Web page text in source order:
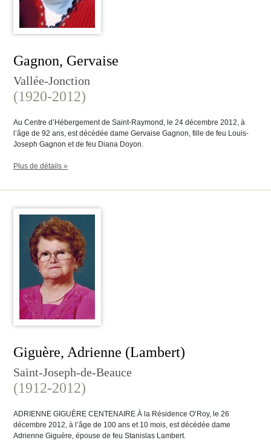
Gagnon, Gervaise
Vallée-Jonction
(1920-2012)
Au Centre d’Hébergement de Saint-Raymond, le 24 décembre 2012, à
l’âge de 92 ans, est décédée dame Gervaise Gagnon, fille de feu Louis-
Joseph Gagnon et de feu Diana Doyon.
Plus de détails »
Giguère, Adrienne (Lambert)
Saint-Joseph-de-Beauce
(1912-2012)
ADRIENNE GIGUÈRE CENTENAIRE À la Résidence O’Roy, le 26
décembre 2012, à l’âge de 100 ans et 10 mois, est décédée dame
Adrienne Giguère, épouse de feu Stanislas Lambert.